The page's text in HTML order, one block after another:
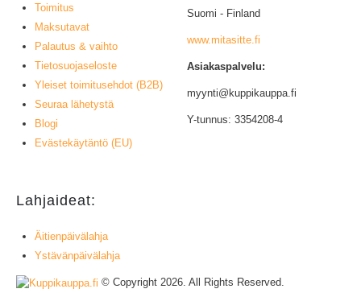
Toimitus
Maksutavat
Palautus & vaihto
Tietosuojaseloste
Yleiset toimitusehdot (B2B)
Seuraa lähetystä
Blogi
Evästekäytäntö (EU)
Suomi - Finland
www.mitasitte.fi
Asiakaspalvelu:
myynti@kuppikauppa.fi
Y-tunnus: 3354208-4
Lahjaideat:
Äitienpäivälahja
Ystävänpäivälahja
© Copyright 2026. All Rights Reserved.